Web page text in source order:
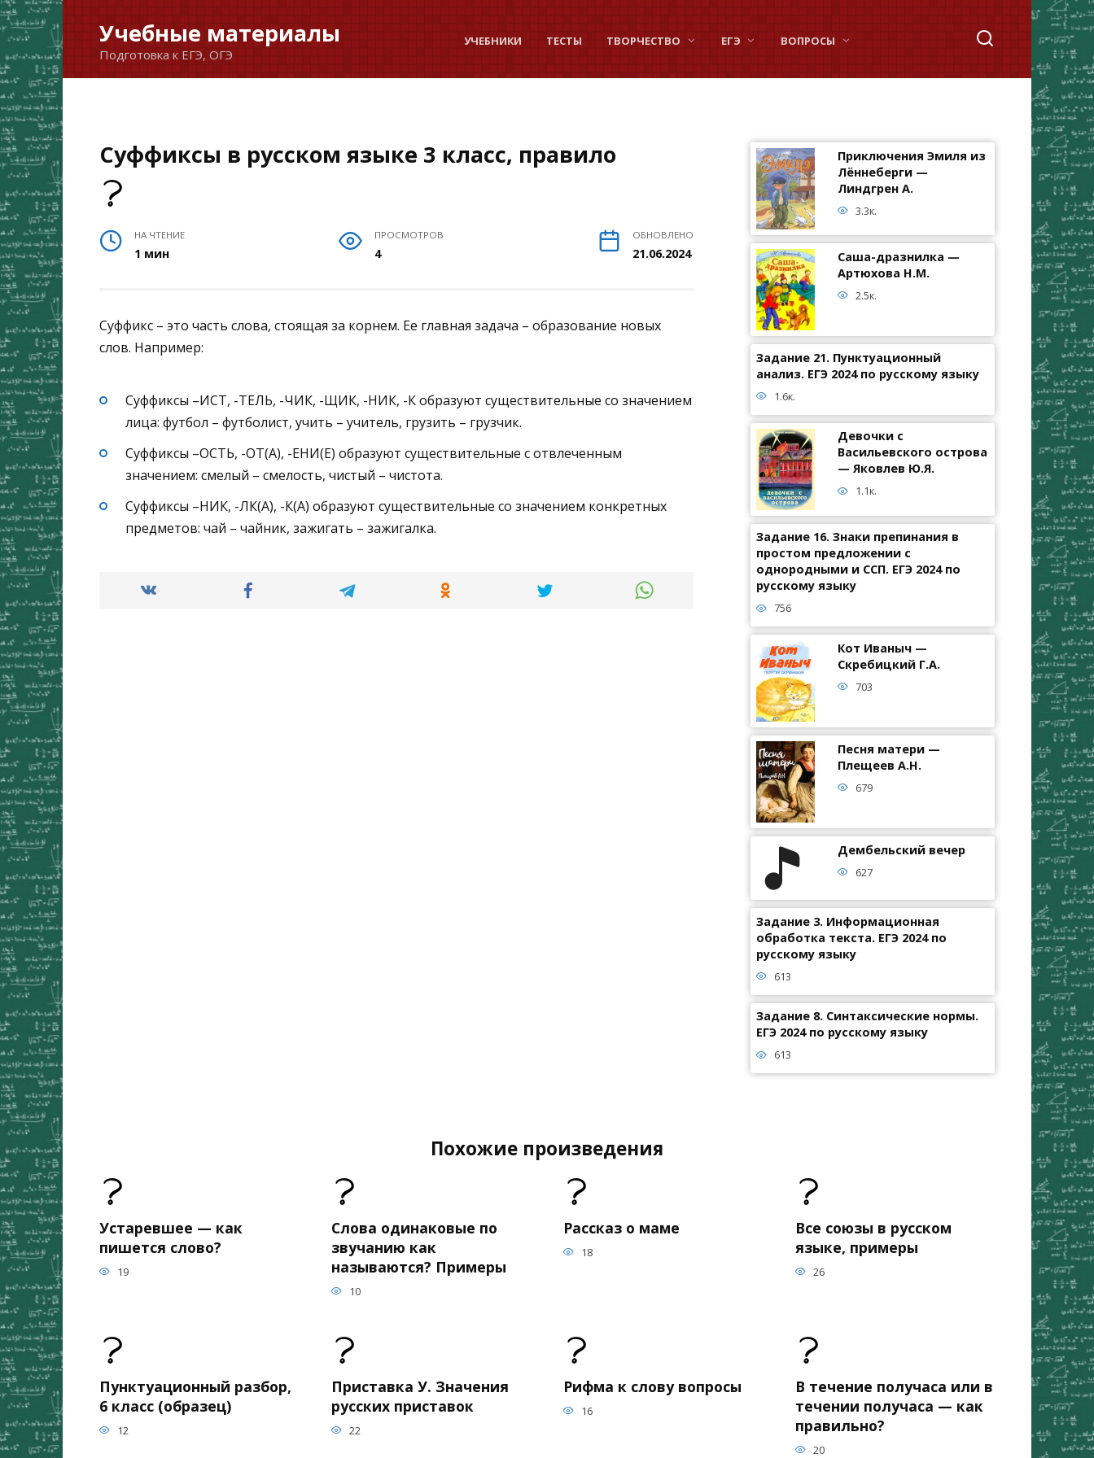
Перейти
к
содержанию
Учебные материалы
Подготовка к ЕГЭ, ОГЭ
УЧЕБНИКИ ТЕСТЫ ТВОРЧЕСТВО ЕГЭ ВОПРОСЫ
Суффиксы в русском языке 3 класс, правило
НА ЧТЕНИЕ
1 мин
ПРОСМОТРОВ
4
ОБНОВЛЕНО
21.06.2024
Суффикс – это часть слова, стоящая за корнем. Ее главная задача – образование новых
слов. Например:
Суффиксы –ИСТ, -ТЕЛЬ, -ЧИК, -ЩИК, -НИК, -К образуют существительные со значением
лица: футбол – футболист, учить – учитель, грузить – грузчик.
Суффиксы –ОСТЬ, -ОТ(А), -ЕНИ(Е) образуют существительные с отвлеченным
значением: смелый – смелость, чистый – чистота.
Суффиксы –НИК, -ЛК(А), -К(А) образуют существительные со значением конкретных
предметов: чай – чайник, зажигать – зажигалка.
Приключения Эмиля из
Лённеберги —
Линдгрен А.
3.3к.
Саша-дразнилка —
Артюхова Н.М.
2.5к.
Задание 21. Пунктуационный
анализ. ЕГЭ 2024 по русскому языку
1.6к.
Девочки с
Васильевского острова
— Яковлев Ю.Я.
1.1к.
Задание 16. Знаки препинания в
простом предложении с
однородными и ССП. ЕГЭ 2024 по
русскому языку
756
Кот Иваныч —
Скребицкий Г.А.
703
Песня матери —
Плещеев А.Н.
679
Дембельский вечер
627
Задание 3. Информационная
обработка текста. ЕГЭ 2024 по
русскому языку
613
Задание 8. Синтаксические нормы.
ЕГЭ 2024 по русскому языку
613
Похожие произведения
Устаревшее — как
пишется слово?
19
Слова одинаковые по
звучанию как
называются? Примеры
10
Рассказ о маме
18
Все союзы в русском
языке, примеры
26
Пунктуационный разбор,
6 класс (образец)
12
Приставка У. Значения
русских приставок
22
Рифма к слову вопросы
16
В течение получаса или в
течении получаса — как
правильно?
20